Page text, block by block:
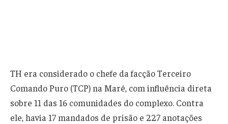
TH era considerado o chefe da facção Terceiro
Comando Puro (TCP) na Maré, com influência direta
sobre 11 das 16 comunidades do complexo. Contra
ele, havia 17 mandados de prisão e 227 anotações